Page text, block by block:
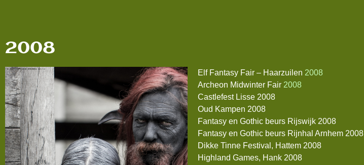
2008
Elf Fantasy Fair – Haarzuilen 2008
Archeon Midwinter Fair 2008
Castlefest Lisse 2008
Oud Kampen 2008
Fantasy en Gothic beurs Rijswijk 2008
Fantasy en Gothic beurs Rijnhal Arnhem 2008
Dikke Tinne Festival, Hattem 2008
Highland Games, Hank 2008